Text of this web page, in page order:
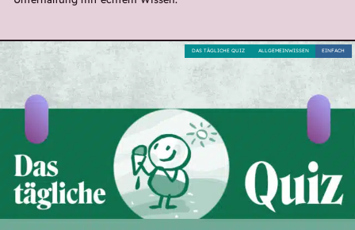
EINFACH
ALLGEMEINWISSEN
DAS TÄGLICHE QUIZ